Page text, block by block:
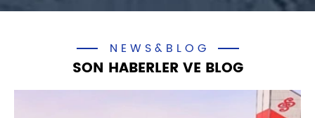
NEWS&BLOG
SON HABERLER VE BLOG